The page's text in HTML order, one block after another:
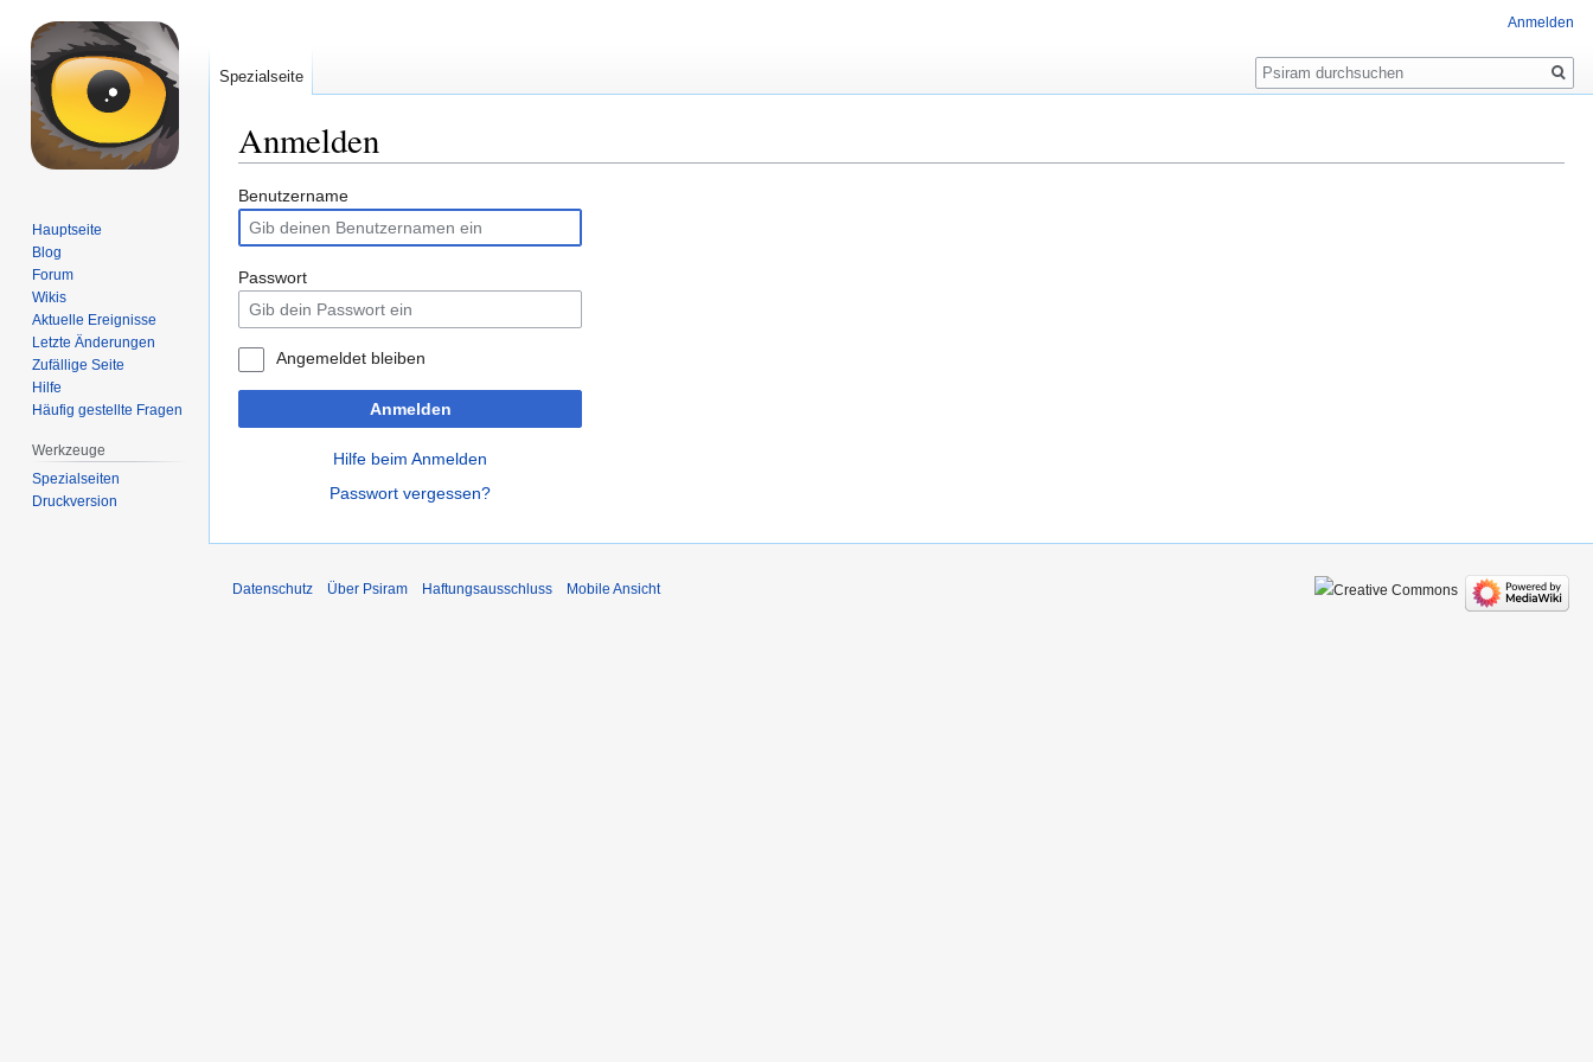
Anmelden
Zur
Navigation
springen
Zur
Suche
springen
Benutzername
Passwort
Angemeldet bleiben
Anmelden
Hilfe beim Anmelden
Passwort vergessen?
Anmelden
Spezialseite
Suche
Hauptseite
Blog
Forum
Wikis
Aktuelle Ereignisse
Letzte Änderungen
Zufällige Seite
Hilfe
Häufig gestellte Fragen
Werkzeuge
Spezialseiten
Druckversion
Datenschutz Über Psiram Haftungsausschluss Mobile Ansicht